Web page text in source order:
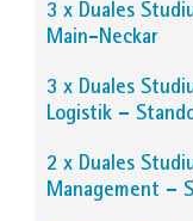
3 x Duales
Main-Neckar
3 x Duales
Logistik –
2 x Duales
Management –